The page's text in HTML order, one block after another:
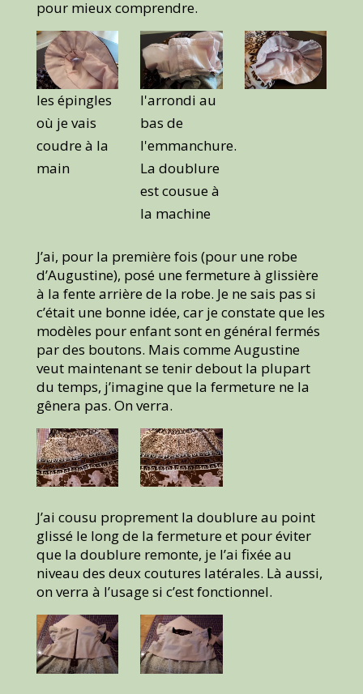
pour mieux comprendre.
les épingles
où je vais
coudre à la
main
l'arrondi au
bas de
l'emmanchure.
La doublure
est cousue à
la machine
J’ai, pour la première fois (pour une robe
d’Augustine), posé une fermeture à glissière
à la fente arrière de la robe. Je ne sais pas si
c’était une bonne idée, car je constate que les
modèles pour enfant sont en général fermés
par des boutons. Mais comme Augustine
veut maintenant se tenir debout la plupart
du temps, j’imagine que la fermeture ne la
gênera pas. On verra.
J’ai cousu proprement la doublure au point
glissé le long de la fermeture et pour éviter
que la doublure remonte, je l’ai fixée au
niveau des deux coutures latérales. Là aussi,
on verra à l’usage si c’est fonctionnel.